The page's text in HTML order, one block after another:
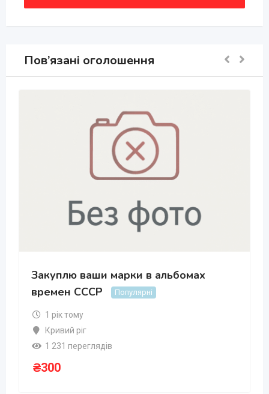
Пов’язані оголошення
Закуплю ваши марки в альбомах
времен СССР
Популярні
1 рік тому
Кривий ріг
1 231 переглядів
₴300